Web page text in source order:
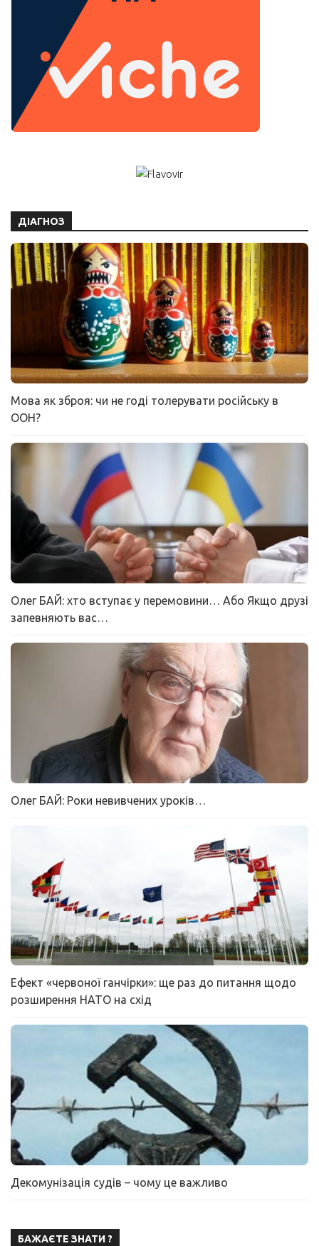
ДІАГНОЗ
Мова як зброя: чи не годі толерувати російську в
ООН?
Олег БАЙ: хто вступає у перемовини… Або Якщо друзі
запевняють вас…
Олег БАЙ: Роки невивчених уроків…
Ефект «червоної ганчірки»: ще раз до питання щодо
розширення НАТО на схід
Декомунізація судів – чому це важливо
БАЖАЄТЕ ЗНАТИ ?